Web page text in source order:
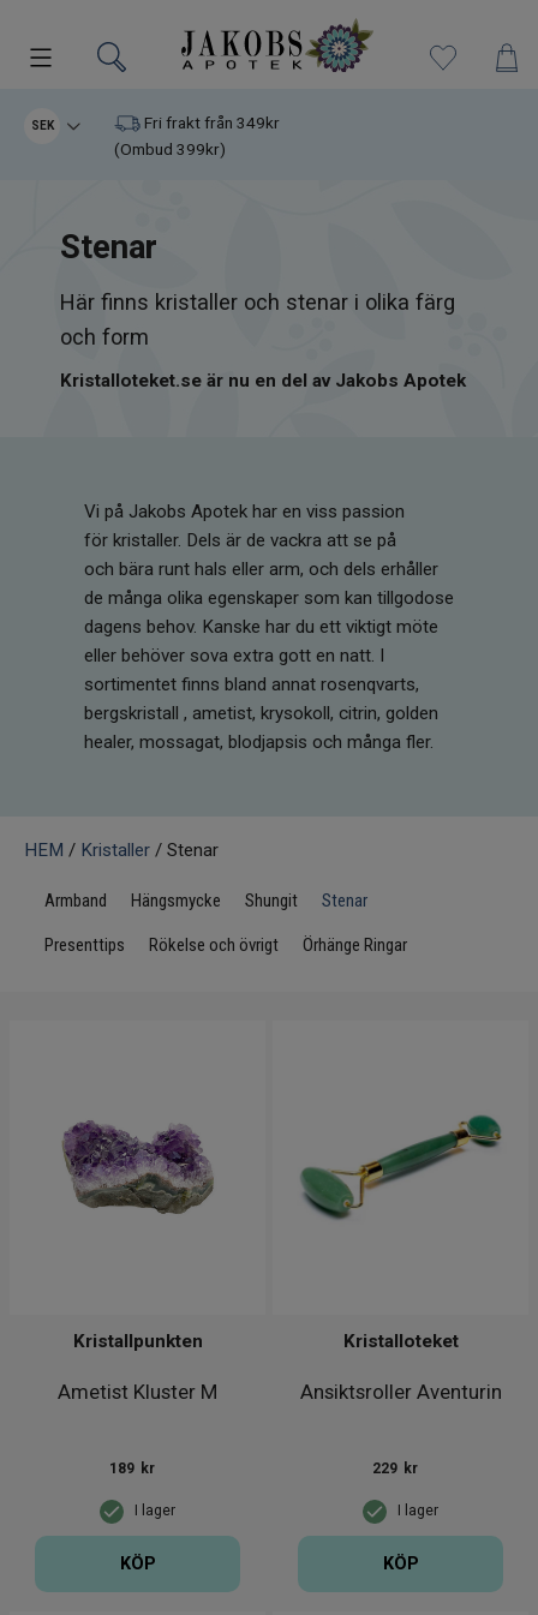
Kampanjer
Varumärken
Kosttillskott
Superfood
Infrarött Ljus
Vattenrening & Övrigt
Transdermala plåster
Fyndlådan
SEK
Fri frakt från 349kr
(Ombud 399kr)
Stenar
Här finns kristaller och stenar i olika färg
och form
Kristalloteket.se är nu en del av Jakobs Apotek
Vi på Jakobs Apotek har en viss passion
för kristaller. Dels är de vackra att se på
och bära runt hals eller arm, och dels erhåller
de många olika egenskaper som kan tillgodose
dagens behov. Kanske har du ett viktigt möte
eller behöver sova extra gott en natt. I
sortimentet finns bland annat rosenqvarts,
bergskristall , ametist, krysokoll, citrin, golden
healer, mossagat, blodjapsis och många fler.
HEM / Kristaller / Stenar
Armband Hängsmycke Shungit Stenar
Presenttips Rökelse och övrigt Örhänge Ringar
Ametist Kluster M
Kristallpunkten
I lager
189 kr
KÖP
Ansiktsroller Aventurin
Kristalloteket
I lager
229 kr
KÖP